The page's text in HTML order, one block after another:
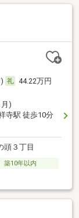
44.22万円
)
寺駅 徒歩10分
頭３丁目
築10年以内